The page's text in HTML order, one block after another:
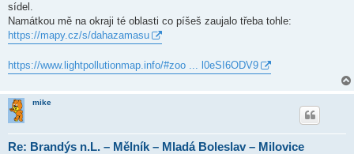
sídel.
Namátkou mě na okraji té oblasti co píšeš zaujalo třeba tohle:
https://mapy.cz/s/dahazamasu
https://www.lightpollutionmap.info/#zoo ... l0eSI6ODV9
mike
Re: Brandýs n.L. – Mělník – Mladá Boleslav – Milovice